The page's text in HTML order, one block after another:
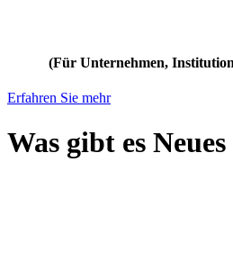
(Für Unternehmen,
Erfahren Sie mehr
Was gibt es Neues